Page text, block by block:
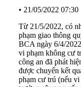
• 21/05/2022 07:30
Từ 21/5/2022, có
phạm giao thông
BCA ngày 6/4/
vi phạm không cư
công an đã phát
được chuyển kết
phạm cư trú (nếu